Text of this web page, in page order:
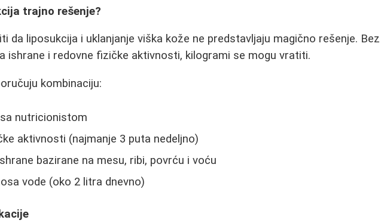
trajno rešenje?
da liposukcija i uklanjanje viška kože ne predstavljaju magično rešenje. Bez
ishrane i redovne fizičke aktivnosti, kilogrami se mogu vratiti.
kombinaciju:
nutricionistom
aktivnosti (najmanje 3 puta nedeljno)
bazirane na mesu, ribi, povrću i voću
vode (oko 2 litra dnevno)